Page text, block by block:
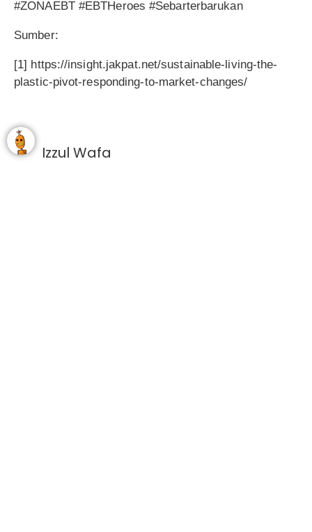
#ZONAEBT #EBTHeroes #Sebarterbarukan
Sumber:
[1] https://insight.jakpat.net/sustainable-living-the-
plastic-pivot-responding-to-market-changes/
Izzul Wafa